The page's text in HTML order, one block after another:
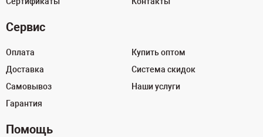
Сервис
Оплата
Доставка
Самовывоз
Гарантия
Купить оптом
Система скидок
Наши услуги
Помощь